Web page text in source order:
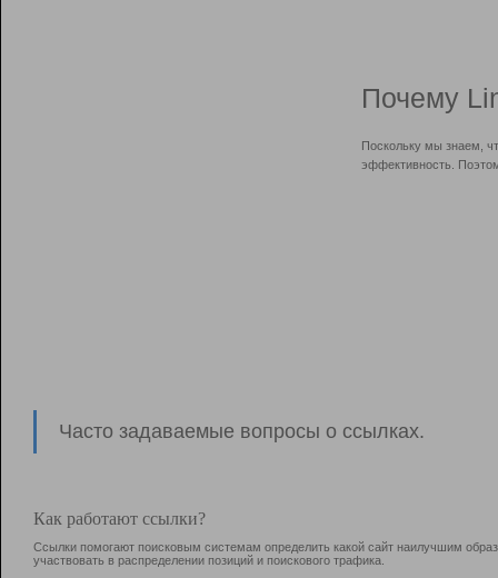
Почему
Поскольку мы знаем,
эффективность.
Часто задаваемые вопросы о ссылках.
Как работают ссылки?
Ссылки помогают поисковым системам определить какой сайт наилучшим
участвовать в раcпределении позиций и поискового трафика.